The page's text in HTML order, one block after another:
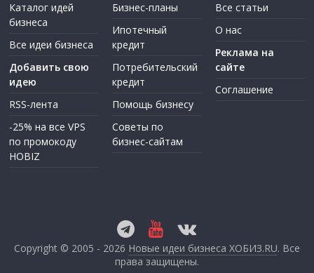
Каталог идей
бизнеса
Все идеи бизнеса
Добавить свою
идею
RSS-лента
-25% на все VPS
по промокоду
HOBIZ
Бизнес-планы
Ипотечный
кредит
Потребительский
кредит
Помощь бизнесу
Советы по
бизнес-сайтам
Все статьи
О нас
Реклама на
сайте
Соглашение
Copyright © 2005 - 2026 Новые идеи бизнеса ХОБИЗ.RU. Все
права защищены.